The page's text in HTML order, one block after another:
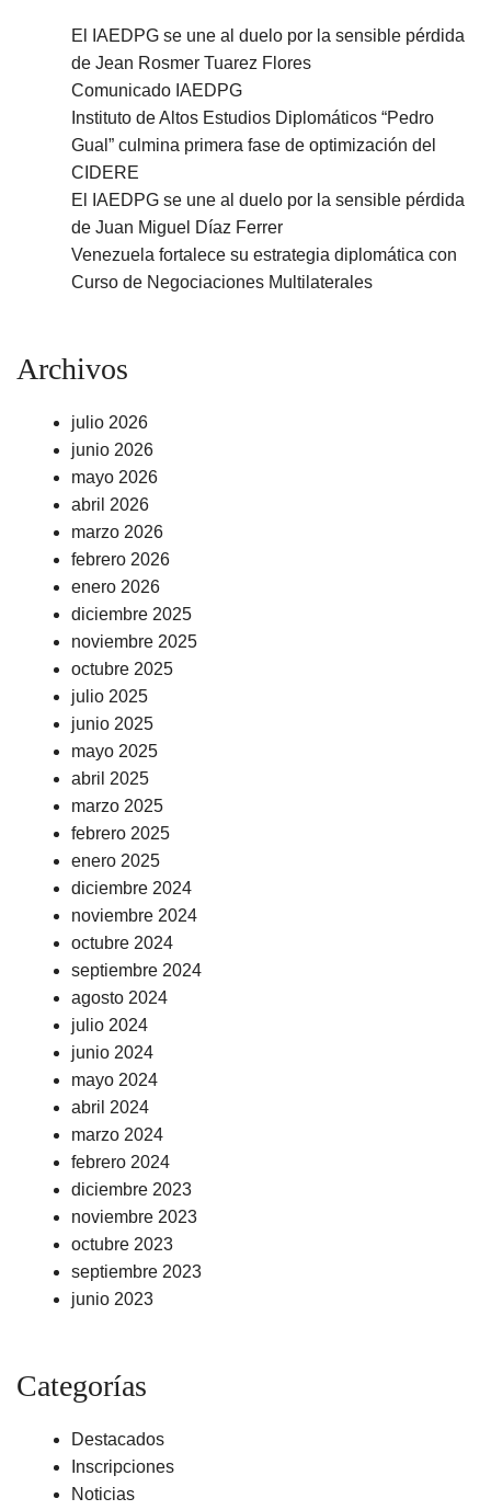
El IAEDPG se une al duelo por la sensible pérdida
de Jean Rosmer Tuarez Flores
Comunicado IAEDPG
Instituto de Altos Estudios Diplomáticos “Pedro
Gual” culmina primera fase de optimización del
CIDERE
El IAEDPG se une al duelo por la sensible pérdida
de Juan Miguel Díaz Ferrer
Venezuela fortalece su estrategia diplomática con
Curso de Negociaciones Multilaterales
Archivos
julio 2026
junio 2026
mayo 2026
abril 2026
marzo 2026
febrero 2026
enero 2026
diciembre 2025
noviembre 2025
octubre 2025
julio 2025
junio 2025
mayo 2025
abril 2025
marzo 2025
febrero 2025
enero 2025
diciembre 2024
noviembre 2024
octubre 2024
septiembre 2024
agosto 2024
julio 2024
junio 2024
mayo 2024
abril 2024
marzo 2024
febrero 2024
diciembre 2023
noviembre 2023
octubre 2023
septiembre 2023
junio 2023
Categorías
Destacados
Inscripciones
Noticias